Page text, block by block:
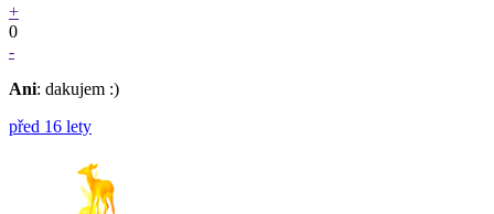
+
0
-
Ani: dakujem :)
před 16 lety